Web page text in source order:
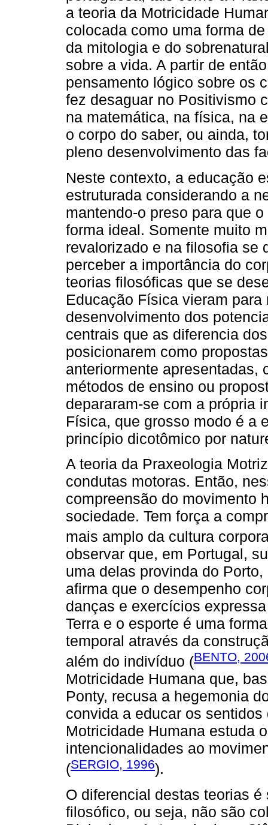
a teoria da Motricidade
colocada como uma forma
da mitologia e do
sobre a vida. A partir de
pensamento lógico sobre os
fez desaguar no Positivismo
na matemática, na física, na
o corpo do saber, ou ainda,
pleno desenvolvimento das
Neste contexto, a educação
estruturada considerando a
mantendo-o preso para que
forma ideal. Somente muito
revalorizado e na filosofia se
perceber a importância do
teorias filosóficas que se
Educação Física vieram
desenvolvimento dos
centrais que as diferencia
posicionarem como
anteriormente apresentadas,
métodos de ensino ou
depararam-se com a própria
Física, que grosso modo é a
princípio dicotômico por
A teoria da Praxeologia
condutas motoras. Então,
compreensão do movimento
sociedade. Tem força a
mais amplo da cultura
observar que, em Portugal,
uma delas provinda do
afirma que o desempenho
danças e exercícios
Terra e o esporte é uma
temporal através da
além do indivíduo (BENTO,
Motricidade Humana que,
Ponty, recusa a hegemonia
convida a educar os
Motricidade Humana estuda
intencionalidades ao
(SERGIO, 1996).
O diferencial destas teorias
filosófico, ou seja, não são